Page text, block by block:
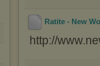
Ratite - New
http://